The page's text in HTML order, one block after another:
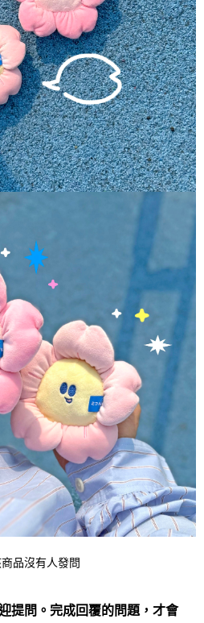
商品沒有人發問
提問。完成回覆的問題，才會